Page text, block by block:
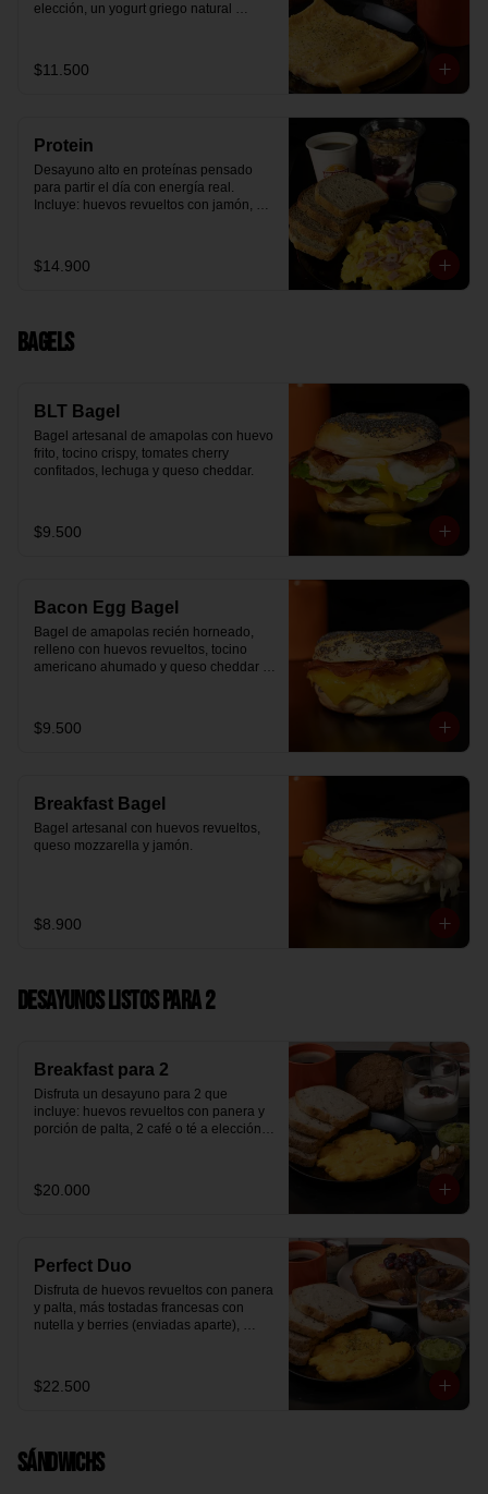
elección, un yogurt griego natural
Breakfast y granola (endulzada con
miel), más un café o té a elección y un
$11.500
Protein
Desayuno alto en proteínas pensado
para partir el día con energía real.
Incluye: huevos revueltos con jamón,
mermelada de arándanos y granola
receta exclusiva The Breakfast, porción
$14.900
Bagels
BLT Bagel
Bagel artesanal de amapolas con huevo
frito, tocino crispy, tomates cherry
confitados, lechuga y queso cheddar.
$9.500
Bacon Egg Bagel
Bagel de amapolas recién horneado,
relleno con huevos revueltos, tocino
americano ahumado y queso cheddar
$9.500
Breakfast Bagel
Bagel artesanal con huevos revueltos,
queso mozzarella y jamón.
$8.900
Desayunos Listos para 2
Breakfast para 2
Disfruta un desayuno para 2 que
incluye: huevos revueltos con panera y
porción de palta, 2 café o té a elección, 2
hecha en casa, un mini brownie y galleta
de avena para compartir.
$20.000
Perfect Duo
Disfruta de huevos revueltos con panera
y palta, más tostadas francesas con
nutella y berries (enviadas aparte),
mermelada de arándanos y granola
hecha en casa.
$22.500
Sándwichs